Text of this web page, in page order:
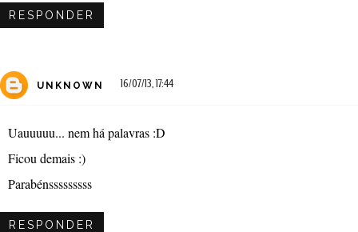
RESPONDER
UNKNOWN 16/07/13, 17:44
Uauuuuu... nem há palavras :D
Ficou demais :)
Parabénsssssssss
RESPONDER